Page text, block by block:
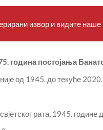
извор и видите наше
година постојања
од 1945. до текуће
рата, 1945. године